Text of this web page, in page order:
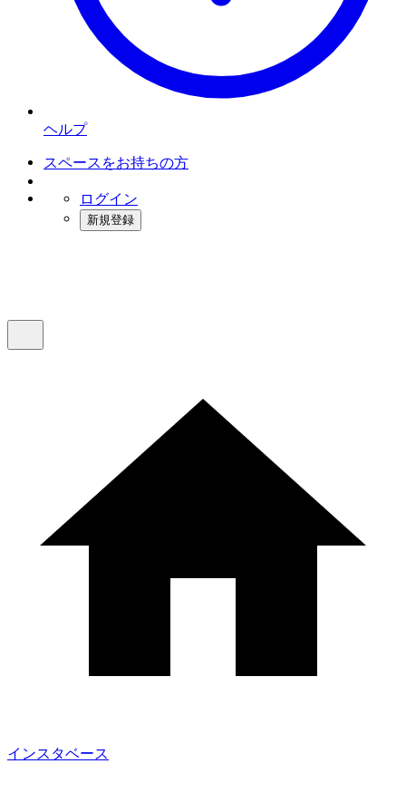
ヘルプ
スペースをお持ちの方
ログイン
新規登録
インスタベース